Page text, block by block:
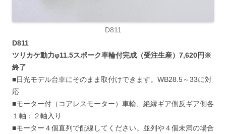
D811
D811
ツリカケ動力φ11.5スポーク車輪付完成（受注生産）7,620円※
終了
■日光モデル台車にそのまま取付けできます。WB28.5～33に対
応
■モーター付（コアレスモーター）車輪、絶縁ギア側反ギア側各
１軸：２軸入り
■モーター４個直列で配線してください。並列や４個未満の場合